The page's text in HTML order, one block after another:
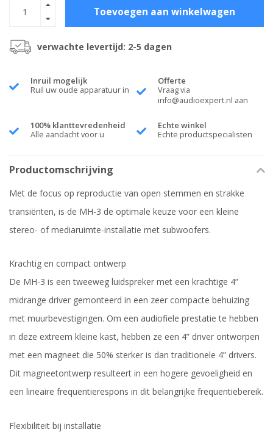
Toevoegen aan winkelwagen
verwachte levertijd: 2-5 dagen
Inruil mogelijk
Ruil uw oude apparatuur in
Offerte
Vraag via
info@audioexpert.nl aan
100% klanttevredenheid
Alle aandacht voor u
Echte winkel
Echte productspecialisten
Productomschrijving
Met de focus op reproductie van open stemmen en strakke
transiënten, is de MH-3 de optimale keuze voor een kleine
stereo- of mediaruimte-installatie met subwoofers.
Krachtig en compact ontwerp
De MH-3 is een tweeweg luidspreker met een krachtige 4”
midrange driver gemonteerd in een zeer compacte behuizing
met muurbevestigingen. Om een ​​audiofiele prestatie te hebben
in deze extreem kleine kast, hebben ze een 4” driver ontworpen
met een magneet die 50% sterker is dan traditionele 4” drivers.
Dit magneetontwerp resulteert in een hogere gevoeligheid en
een lineaire frequentierespons in dit belangrijke frequentiebereik.
Flexibiliteit bij installatie